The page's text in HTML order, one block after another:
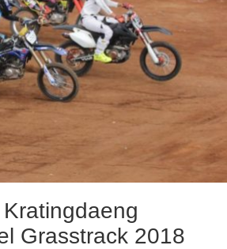
Grasstrack 2018